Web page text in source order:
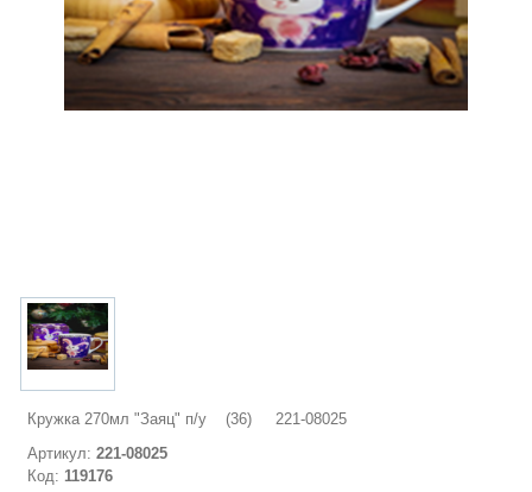
Кружка 270мл "Заяц" п/у (36) 221-08025
Артикул:221-08025
Код:119176